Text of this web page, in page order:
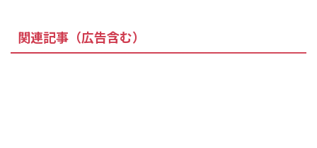
関連記事（広告含む）